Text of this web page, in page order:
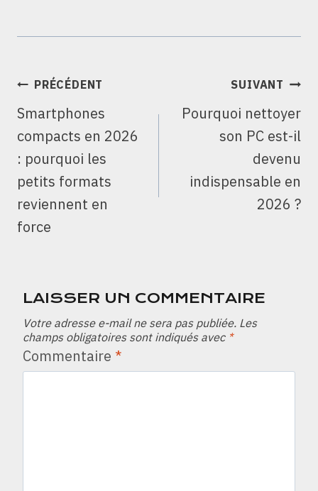
NAVIGATION
L’ARTICLE
PRÉCÉDENT
Smartphones
compacts en 2026
: pourquoi les
petits formats
reviennent en
force
SUIVANT
Pourquoi nettoyer
son PC est-il
devenu
indispensable en
2026 ?
LAISSER UN COMMENTAIRE
Votre adresse e-mail ne sera pas publiée. Les
champs obligatoires sont indiqués avec *
Commentaire *